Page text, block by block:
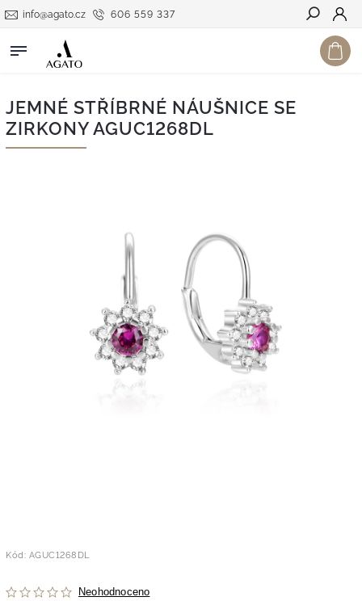
606 559 337
info@agato.cz
Hledat
JEMNÉ STŘÍBRNÉ NÁUŠNICE SE
ZIRKONY AGUC1268DL
Kód: AGUC1268DL
Neohodnoceno